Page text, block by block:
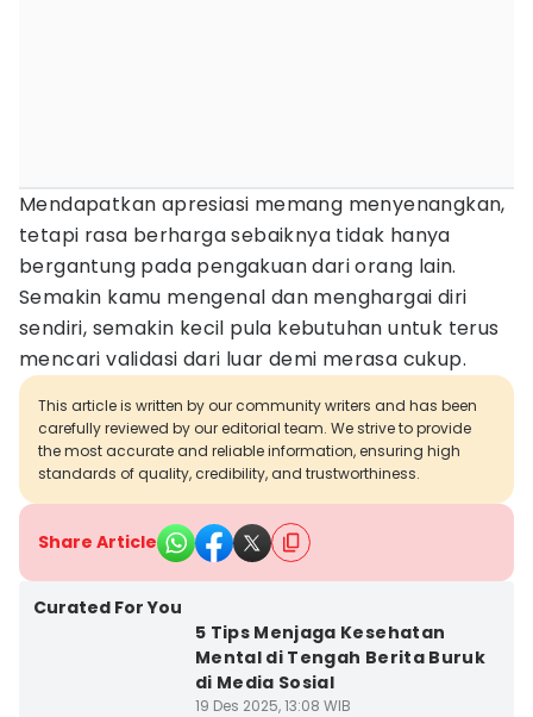
Mendapatkan apresiasi memang menyenangkan,
tetapi rasa berharga sebaiknya tidak hanya
bergantung pada pengakuan dari orang lain.
Semakin kamu mengenal dan menghargai diri
sendiri, semakin kecil pula kebutuhan untuk terus
mencari validasi dari luar demi merasa cukup.
This article is written by our community writers and has been
carefully reviewed by our editorial team. We strive to provide
the most accurate and reliable information, ensuring high
standards of quality, credibility, and trustworthiness.
Share Article
Curated For You
5 Tips Menjaga Kesehatan
Mental di Tengah Berita Buruk
di Media Sosial
19 Des 2025, 13:08 WIB